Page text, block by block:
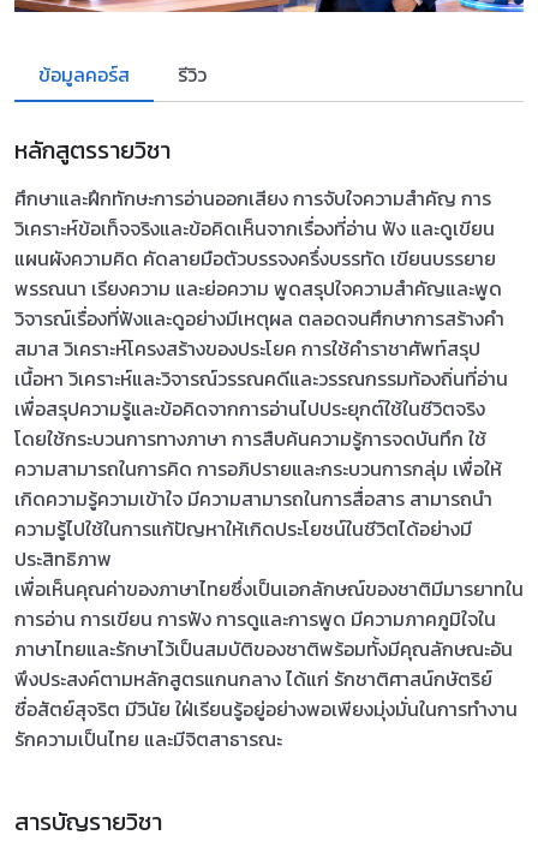
ข้อมูลคอร์ส รีวิว
หลักสูตรรายวิชา
ศึกษาและฝึกทักษะการอ่านออกเสียง การจับใจความสําคัญ การ
วิเคราะห์ข้อเท็จจริงและข้อคิดเห็นจากเรื่องที่อ่าน ฟัง และดูเขียน
แผนผังความคิด คัดลายมือตัวบรรจงครึ่งบรรทัด เขียนบรรยาย
พรรณนา เรียงความ และย่อความ พูดสรุปใจความสําคัญและพูด
วิจารณ์เรื่องที่ฟังและดูอย่างมีเหตุผล ตลอดจนศึกษาการสร้างคํา
สมาส วิเคราะห์โครงสร้างของประโยค การใช้คําราชาศัพท์สรุป
เนื้อหา วิเคราะห์และวิจารณ์วรรณคดีและวรรณกรรมท้องถิ่นที่อ่าน
เพื่อสรุปความรู้และข้อคิดจากการอ่านไปประยุกต์ใช้ในชีวิตจริง
โดยใช้กระบวนการทางภาษา การสืบค้นความรู้การจดบันทึก ใช้
ความสามารถในการคิด การอภิปรายและกระบวนการกลุ่ม เพื่อให้
เกิดความรู้ความเข้าใจ มีความสามารถในการสื่อสาร สามารถนํา
ความรู้ไปใช้ในการแก้ปัญหาให้เกิดประโยชน์ในชีวิตได้อย่างมี
ประสิทธิภาพ
เพื่อเห็นคุณค่าของภาษาไทยซึ่งเป็นเอกลักษณ์ของชาติมีมารยาทใน
การอ่าน การเขียน การฟัง การดูและการพูด มีความภาคภูมิใจใน
ภาษาไทยและรักษาไว้เป็นสมบัติของชาติพร้อมทั้งมีคุณลักษณะอัน
พึงประสงค์ตามหลักสูตรแกนกลาง ได้แก่ รักชาติศาสน์กษัตริย์
ซื่อสัตย์สุจริต มีวินัย ใฝ่เรียนรู้อยู่อย่างพอเพียงมุ่งมั่นในการทํางาน
รักความเป็นไทย และมีจิตสาธารณะ
สารบัญรายวิชา